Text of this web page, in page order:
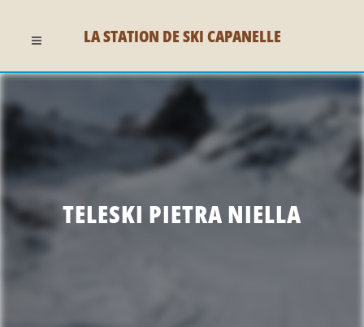
LA STATION DE SKI CAPANELLE
TELESKI PIETRA NIELLA